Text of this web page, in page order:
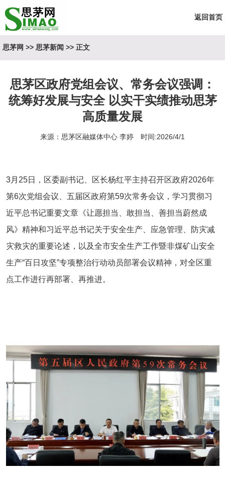
返回首页
思茅网 >> 思茅新闻 >> 正文
思茅区政府党组会议、常务会议强调：
统筹好发展与安全 以实干实绩推动思茅
高质量发展
来源：思茅区融媒体中心 李婷 时间:2026/4/1
3月25日，区委副书记、区长杨红平主持召开区政府2026年
第6次党组会议、五届区政府第59次常务会议，学习贯彻习
近平总书记重要文章《让愿担当、敢担当、善担当蔚然成
风》精神和习近平总书记关于安全生产、应急管理、防灾减
灾救灾的重要论述，以及全市安全生产工作暨非煤矿山安全
生产“百日攻坚”专项整治行动动员部署会议精神，对全区重
点工作进行再部署、再推进。